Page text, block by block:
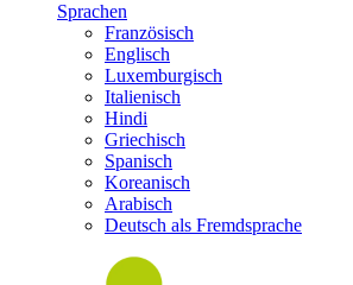
Sprachen
Französisch
Englisch
Luxemburgisch
Italienisch
Hindi
Griechisch
Spanisch
Koreanisch
Arabisch
Deutsch als Fremdsprache